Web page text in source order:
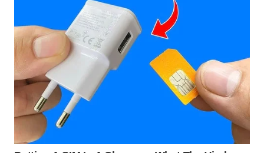
WN
KEPULAUAN
SERIBU
WN
TANGERANG
WN
BINJAI